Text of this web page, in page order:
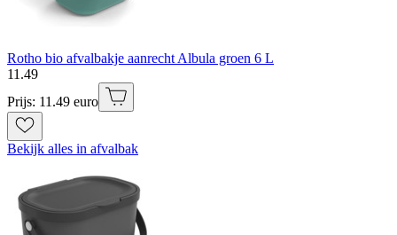
Rotho bio afvalbakje aanrecht Albula groen 6 L
11 .49
Prijs: 11.49 euro
Bekijk alles in afvalbak